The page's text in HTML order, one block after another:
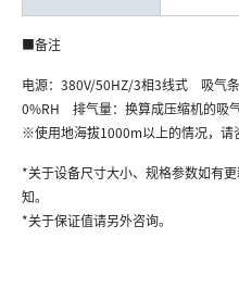
■备注
电源：380V/50HZ/3相3线式 吸气
0%RH 排气量：换算成压缩机的吸
※使用地海拔1000m以上的情况，请
*关于设备尺寸大小、规格参数如有
知。
*关于保证值请另外咨询。